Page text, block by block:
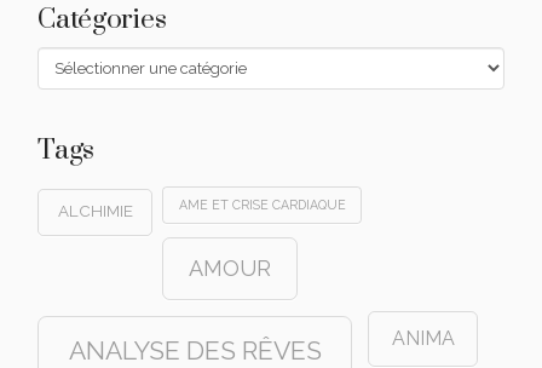
Catégories
Catégories
Tags
ALCHIMIE AME ET CRISE CARDIAQUE
AMOUR
ANALYSE DES RÊVES ANIMA